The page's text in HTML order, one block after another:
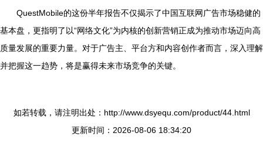
QuestMobile的这份半年报告不仅揭示了中国互联网广告市场稳健的
基本盘，更指明了以“网络文化”为内核的创新营销正成为推动市场迈向高
质量发展的重要力量。对于广告主、平台方和内容创作者而言，深入理解
并把握这一趋势，将是赢得未来市场竞争的关键。
如若转载，请注明出处：http://www.dsyequ.com/product/44.html
更新时间：2026-08-06 18:34:20